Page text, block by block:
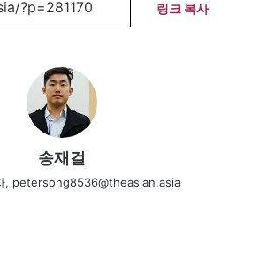
링크 복사
송재걸
, petersong8536@theasian.asia